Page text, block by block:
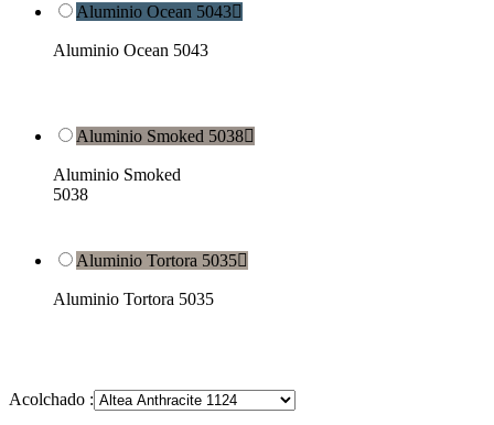
Aluminio Ocean 5043
Aluminio Ocean 5043
Aluminio Smoked 5038
Aluminio Smoked
5038
Aluminio Tortora 5035
Aluminio Tortora 5035
Acolchado :